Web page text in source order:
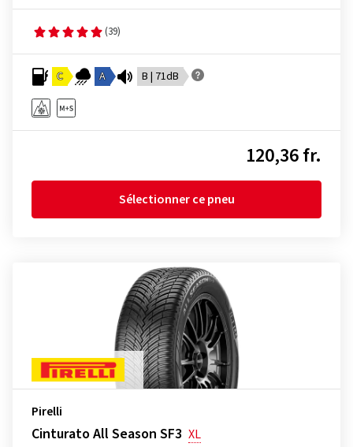
(39)
C A B | 71dB
120,36 fr.
Sélectionner ce pneu
Pirelli
Cinturato All Season SF3 XL